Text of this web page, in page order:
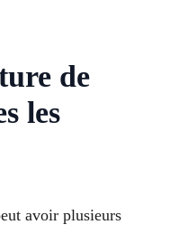
de
les
avoir plusieurs